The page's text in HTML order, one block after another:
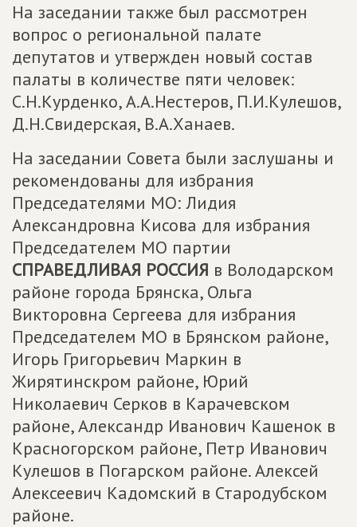
На заседании также был рассмотрен
вопрос о региональной палате
депутатов и утвержден новый состав
палаты в количестве пяти человек:
С.Н.Курденко, А.А.Нестеров, П.И.Кулешов,
Д.Н.Свидерская, В.А.Ханаев.
На заседании Совета были заслушаны и
рекомендованы для избрания
Председателями МО: Лидия
Александровна Кисова для избрания
Председателем МО партии
СПРАВЕДЛИВАЯ РОССИЯ в Володарском
районе города Брянска, Ольга
Викторовна Сергеева для избрания
Председателем МО в Брянском районе,
Игорь Григорьевич Маркин в
Жирятинскром районе, Юрий
Николаевич Серков в Карачевском
районе, Александр Иванович Кашенок в
Красногорском районе, Петр Иванович
Кулешов в Погарском районе. Алексей
Алексеевич Кадомский в Стародубском
районе.